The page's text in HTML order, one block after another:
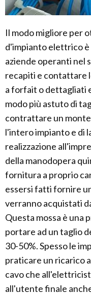
Il modo migliore per
d'impianto elettrico
aziende operanti nel
recapiti e contattare
a forfait o dettagliati
modo più astuto di
contrattare un
l'intero impianto e di
realizzazione
della manodopera
fornitura a proprio
essersi fatti fornire
verranno acquistati
Questa mossa è una
portare ad un taglio
30-50%. Spesso le
praticare un ricarico
cavo che
all'utente finale